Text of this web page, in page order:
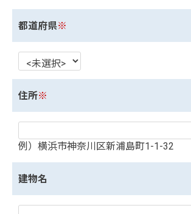
都道府県※
住所※
例）横浜市神奈川区新浦島町1-1-32
建物名